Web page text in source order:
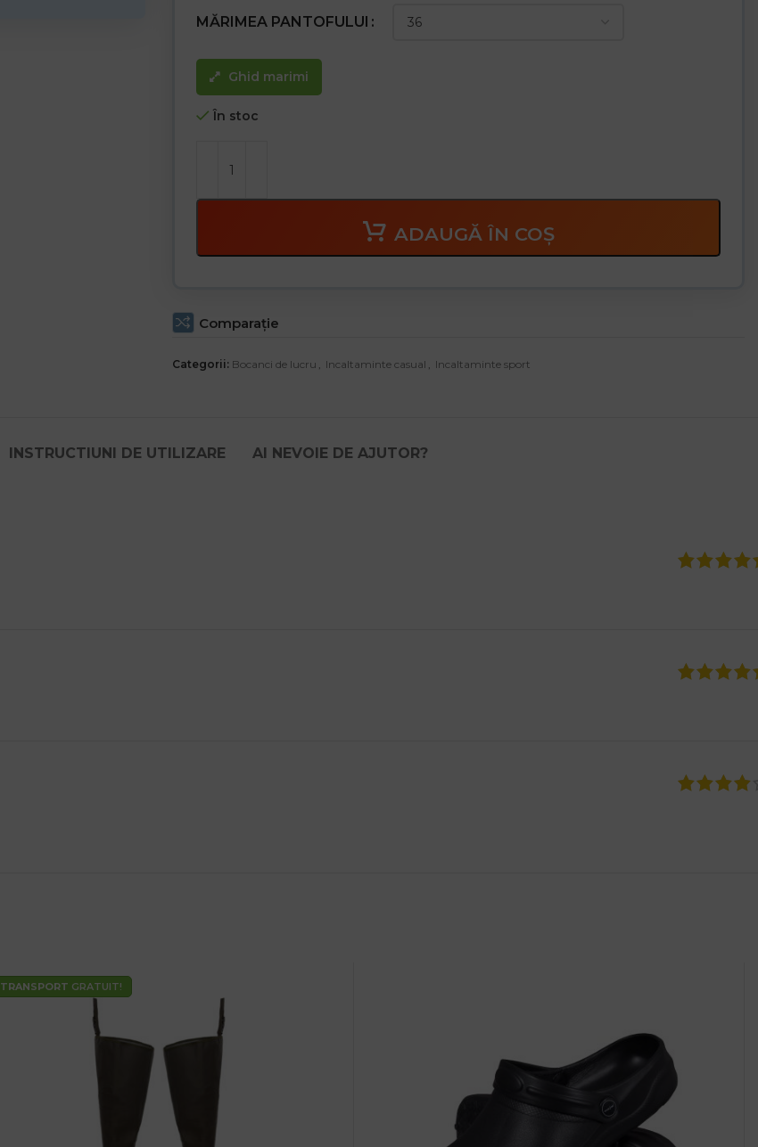
MĂRIMEA PANTOFULUI
Ghid marimi
În stoc
ADAUGĂ ÎN COȘ
Comparaţie
Categorii: Bocanci de lucru , Incaltaminte casual , Incaltaminte sport
INSTRUCTIUNI DE UTILIZARE AI NEVOIE DE AJUTOR?
TRANSPORT GRATUIT!